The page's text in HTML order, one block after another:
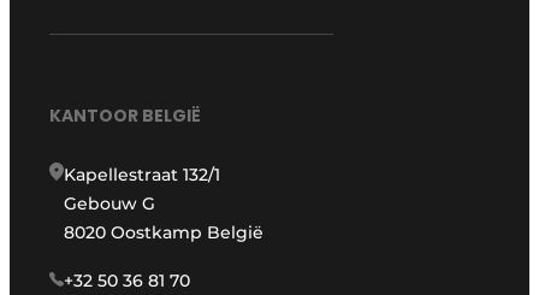
KANTOOR BELGIË
Kapellestraat 132/1
Gebouw G
8020 Oostkamp België
+32 50 36 81 70